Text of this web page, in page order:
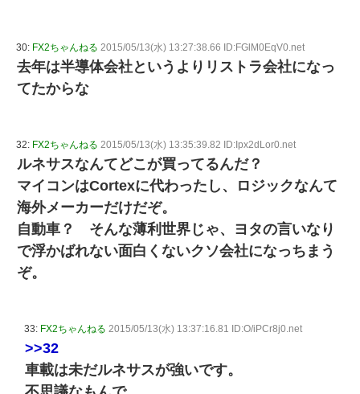
30: FX2ちゃんねる 2015/05/13(水) 13:27:38.66 ID:FGlM0EqV0.net
去年は半導体会社というよりリストラ会社になっ
てたからな
32: FX2ちゃんねる 2015/05/13(水) 13:35:39.82 ID:Ipx2dLor0.net
ルネサスなんてどこが買ってるんだ？
マイコンはCortexに代わったし、ロジックなんて
海外メーカーだけだぞ。
自動車？ そんな薄利世界じゃ、ヨタの言いなり
で浮かばれない面白くないクソ会社になっちまう
ぞ。
33: FX2ちゃんねる 2015/05/13(水) 13:37:16.81 ID:O/iPCr8j0.net
>>32
車載は未だルネサスが強いです。